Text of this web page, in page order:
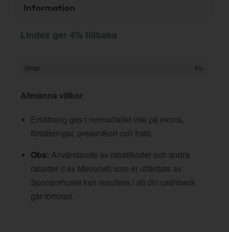
Information
Lindex ger 4% tillbaka
Order 4%
Allmänna villkor:
Ersättning ges i normalfallet inte på moms,
försäkringar, presentkort och frakt.
Obs: Användande av rabattkoder och andra
rabatter (t ex Mecenat) som ej utfärdats av
Sponsorhuset kan resultera i att din cashback
går förlorad.